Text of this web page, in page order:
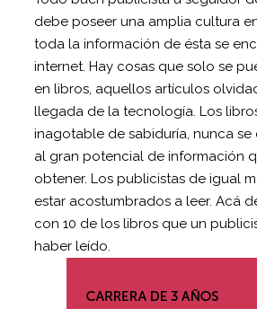
debe poseer una amplia cultura
toda la información de ésta se
internet. Hay cosas que solo se
en libros, aquellos artículos
llegada de la tecnología. Los
inagotable de sabiduría, nunca se
al gran potencial de información
obtener. Los publicistas de igual
estar acostumbrados a leer. Acá
con 10 de los libros que un
haber leído.